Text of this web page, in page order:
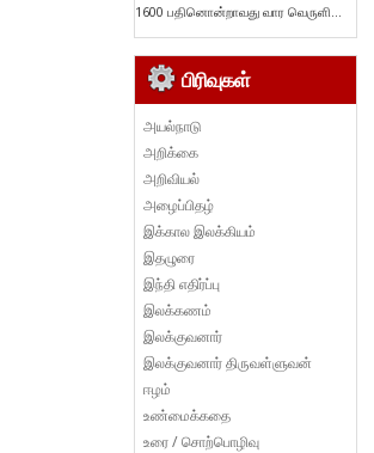
1600 பதினொன்றாவது வார வெருளி...
பிரிவுகள்
அயல்நாடு
அறிக்கை
அறிவியல்
அழைப்பிதழ்
இக்கால இலக்கியம்
இதழுரை
இந்தி எதிர்ப்பு
இலக்கணம்
இலக்குவனார்
இலக்குவனார் திருவள்ளுவன்
ஈழம்
உண்மைக்கதை
உரை / சொற்பொழிவு